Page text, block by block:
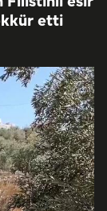
etti